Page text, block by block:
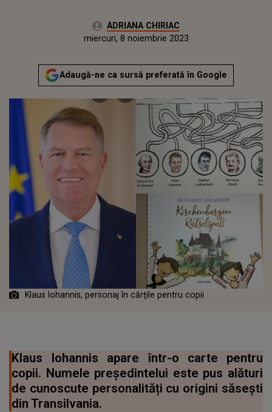
Autor:ADRIANA CHIRIAC
marți, 8 noiembrie 2022Actualizat:
miercuri, 8 noiembrie 2023
Adaugă-ne ca sursă preferată în Google
Klaus Iohannis, personaj în cărţile pentru copii
Klaus Iohannis apare într-o carte pentru
copii. Numele președintelui este pus alături
de cunoscute personalități cu origini săsești
din Transilvania.